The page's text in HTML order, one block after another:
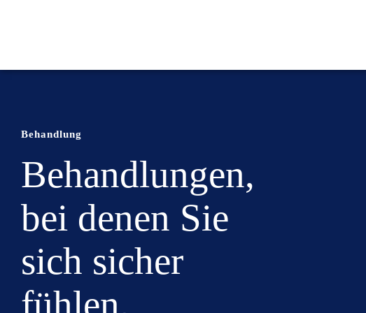
Behandlung
Behandlungen,
bei denen Sie
sich sicher
fühlen.